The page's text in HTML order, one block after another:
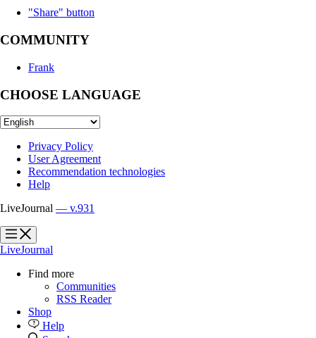
"Share" button
COMMUNITY
Frank
CHOOSE LANGUAGE
Privacy Policy
User Agreement
Recommendation technologies
Help
LiveJournal — v.931
?
?
LiveJournal
Find more
Communities
RSS Reader
Shop
Help